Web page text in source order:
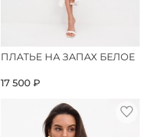
ПЛАТЬЕ НА ЗАПАХ БЕЛОЕ
17 500 ₽